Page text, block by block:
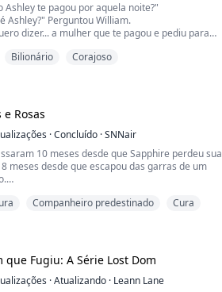
Ashley te pagou por aquela noite?"
Ashley?" Perguntou William.
dizer... a mulher que te pagou e pediu para
virou a cabeça e olhou para Valeria sem emoção,
Bilionário Corajoso
e Rosas
·Concluído ·SNNair
10 meses desde que Sapphire perdeu sua
meses desde que escapou das garras de um
ter escapado, mas ainda é uma prisioneira. Ainda
superfície, vínculos que talvez ela nunca
Companheiro predestinado Cura
que Fugiu: A Série Lost Dom
·Atualizando · Leann Lane